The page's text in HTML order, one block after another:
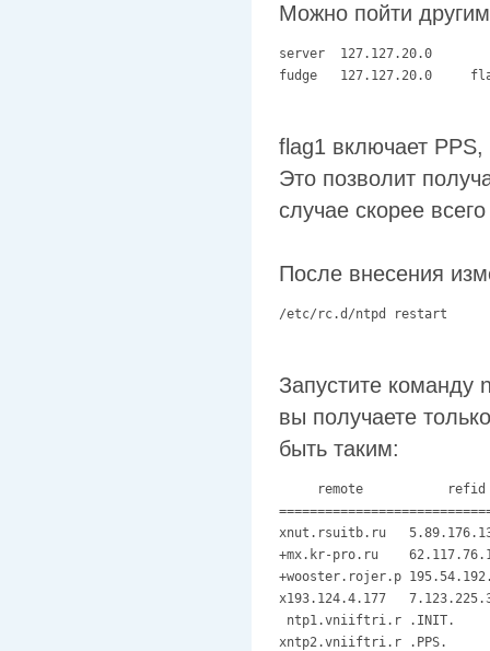
Можно пойти
server  127.127.20.0	    prefer	 minpoll 4
flag1 включает
Это позволит
случае скорее
После внесения
/etc/rc.d/ntpd restart
Запустите команду
вы получаете
быть таким:
remote
xnut.rsuitb.ru
+mx.kr-pro.ru
+wooster.rojer.p
x193.124.4.177
ntp1.vniiftri.r .INIT.
xntp2.vniiftri.r .PPS.